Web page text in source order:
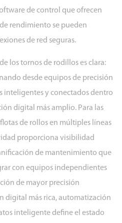
de control que ofrecen
rendimiento se pueden
de red seguras.
los tornos de rodillos es clara:
desde equipos de precisión
inteligentes y conectados dentro
digital más amplio. Para las
de rollos en múltiples líneas
proporciona visibilidad
de mantenimiento que
con equipos independientes
de mayor precisión
digital más rica, automatización
inteligente define el estado